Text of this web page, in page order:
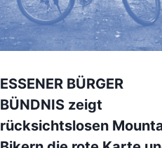
ESSENER BÜRGER
BÜNDNIS zeigt
rücksichtslosen